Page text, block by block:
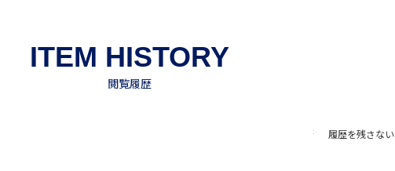
履歴を残さない